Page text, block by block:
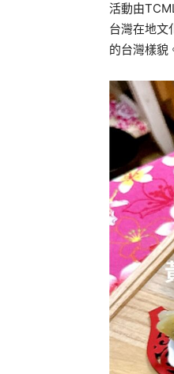
活動由
台灣在地文
的台灣樣貌